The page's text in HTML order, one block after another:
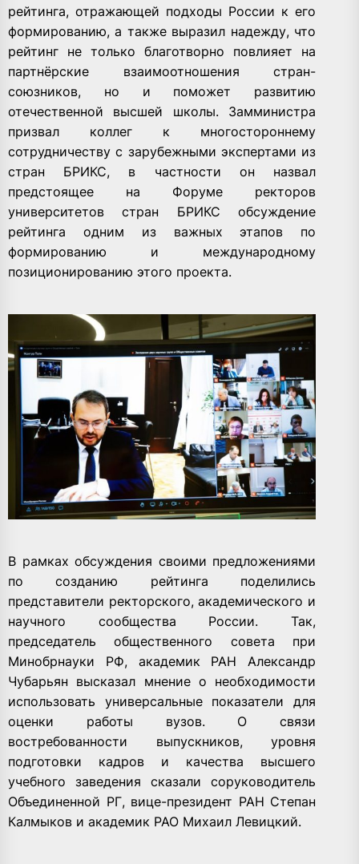
рейтинга, отражающей подходы России к его
формированию, а также выразил надежду, что
рейтинг не только благотворно повлияет на
партнёрские взаимоотношения стран-
союзников, но и поможет развитию
отечественной высшей школы. Замминистра
призвал коллег к многостороннему
сотрудничеству с зарубежными экспертами из
стран БРИКС, в частности он назвал
предстоящее на Форуме ректоров
университетов стран БРИКС обсуждение
рейтинга одним из важных этапов по
формированию и международному
позиционированию этого проекта.
В рамках обсуждения своими предложениями
по созданию рейтинга поделились
представители ректорского, академического и
научного сообщества России. Так,
председатель общественного совета при
Минобрнауки РФ, академик РАН Александр
Чубарьян высказал мнение о необходимости
использовать универсальные показатели для
оценки работы вузов. О связи
востребованности выпускников, уровня
подготовки кадров и качества высшего
учебного заведения сказали соруководитель
Объединенной РГ, вице-президент РАН Степан
Калмыков и академик РАО Михаил Левицкий.